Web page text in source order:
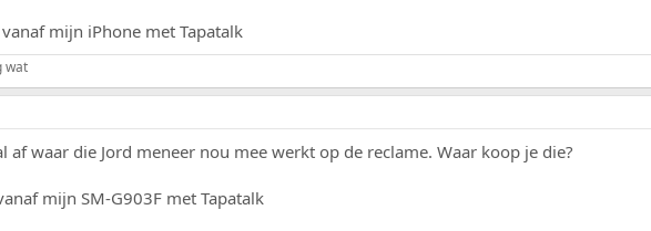
mijn iPhone met Tapatalk
wat
af waar die Jord meneer nou mee werkt op de reclame. Waar koop je die?
mijn SM-G903F met Tapatalk